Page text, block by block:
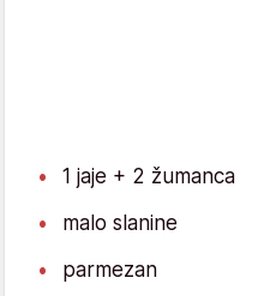
1 jaje + 2 žumanca
malo slanine
parmezan